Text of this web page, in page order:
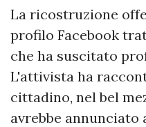
​La ricostruzione
profilo Facebook
che ha suscitato
L'attivista ha
cittadino, nel bel
avrebbe annunciato